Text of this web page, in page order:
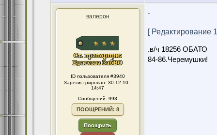
валерон
ID пользователя #3940
Зарегистрирован: 30.12.10 :
14:47
Сообщений: 993
ПООЩРЕНИЙ: 8
Поощрить
.
[ Редактирование
.в/ч 18256 ОБАТО
84-86.Черемушки!